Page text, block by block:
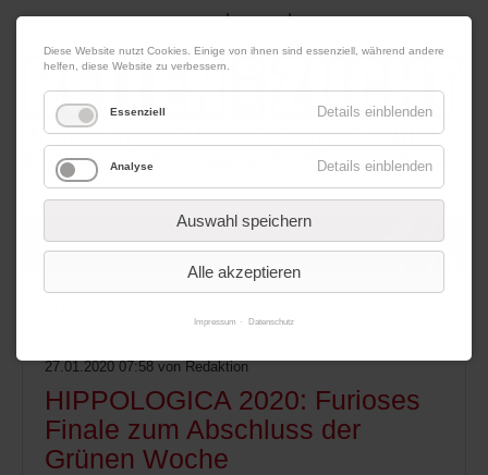
06. August 2026 Impressum|Kontakt|Datenschutz
Werbung
27.01.2020 07:58 von Redaktion
HIPPOLOGICA 2020: Furioses
Finale zum Abschluss der
Grünen Woche
Diese Website nutzt Cookies. Einige von ihnen sind essenziell, während andere
helfen, diese Website zu verbessern.
Essenziell Details einblenden
Analyse Details einblenden
Auswahl speichern
Alle akzeptieren
Impressum Datenschutz